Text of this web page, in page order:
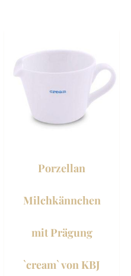
Porzellan
Milchkännchen
mit Prägung
`cream` von KBJ